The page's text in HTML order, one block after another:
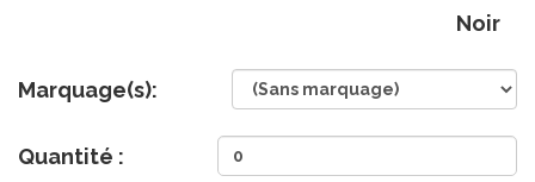
Noir
Marquage(s):
Quantité :